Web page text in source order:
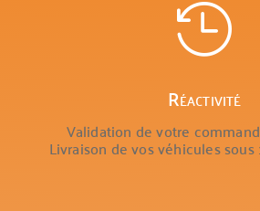

Réactivité
Validation de votre
Livraison de vos véhicules sous